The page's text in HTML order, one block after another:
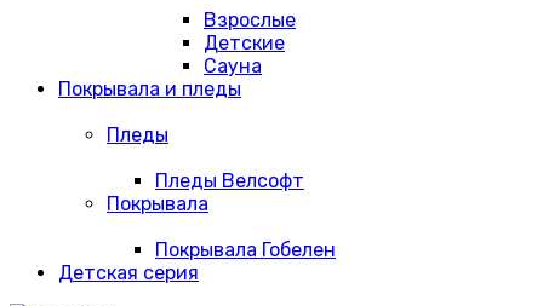
Взрослые
Детские
Сауна
Покрывала и пледы
Пледы
Пледы Велсофт
Покрывала
Покрывала Гобелен
Детская серия